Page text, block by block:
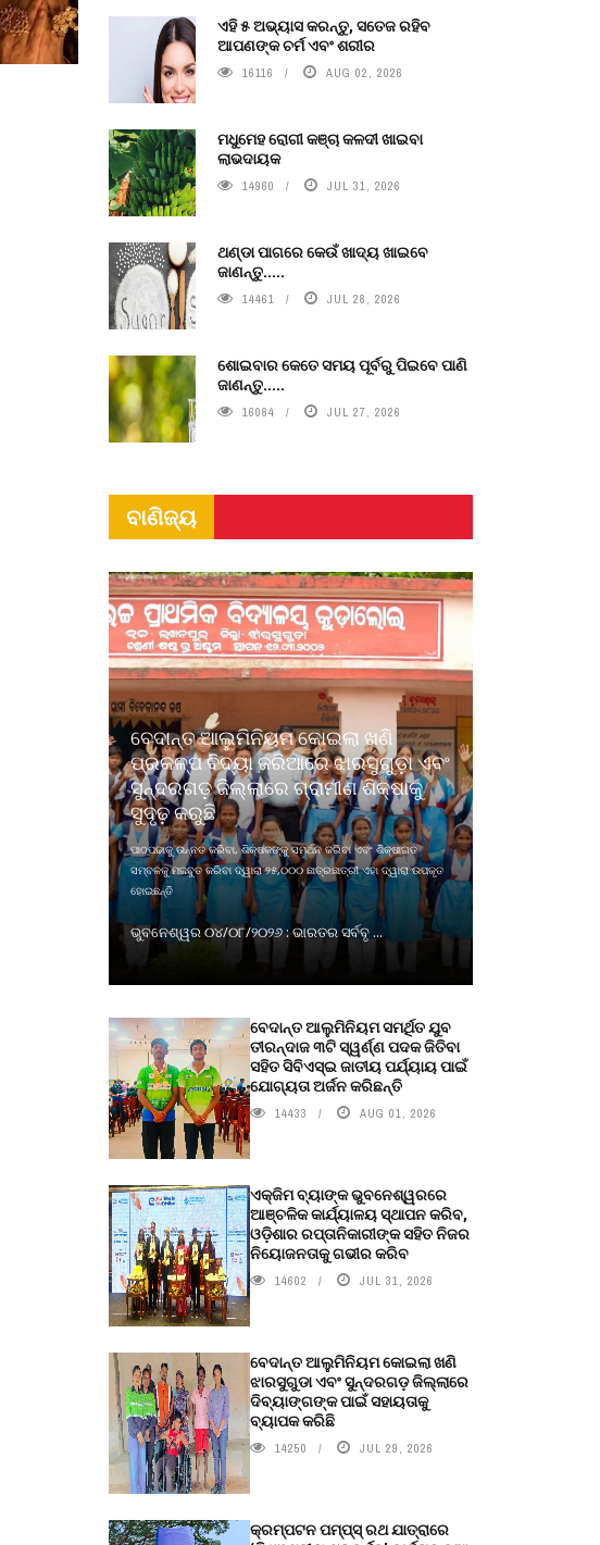
ଏହି ୫ ଅଭ୍ୟାସ କରନ୍ତୁ, ସତେଜ ରହିବ
ଆପଣଙ୍କ ଚର୍ମ ଏବଂ ଶରୀର
16116 AUG 02, 2026
ମଧୁମେହ ରୋଗୀ କଞ୍ଚା କଳଦୀ ଖାଇବା
ଲାଭଦାୟକ
14960 JUL 31, 2026
ଥଣ୍ଡା ପାଗରେ କେଉଁ ଖାଦ୍ୟ ଖାଇବେ
ଜାଣନ୍ତୁ.....
14461 JUL 28, 2026
ଶୋଇବାର କେତେ ସମୟ ପୂର୍ବରୁ ପିଇବେ ପାଣି
ଜାଣନ୍ତୁ.....
16084 JUL 27, 2026
ବାଣିଜ୍ୟ
ବେଦାନ୍ତ ଆଲୁମିନିୟମ କୋଇଲା ଖଣି
ପ୍ରକଳ୍ପ ବିଦ୍ୟା ଜରିଆରେ ଝାରସୁଗୁଡ଼ା ଏବଂ
ସୁନ୍ଦରଗଡ଼ ଜିଲ୍ଲାରେ ଗ୍ରାମୀଣ ଶିକ୍ଷାକୁ
ସୁଦୃଢ଼ କରୁଛି
ପାଠପଢାକୁ ଉନ୍ନତ କରିବା, ଶିକ୍ଷକଙ୍କୁ ସମର୍ଥନ କରିବା ଏବଂ ଶିକ୍ଷାଗତ
ସମ୍ବଳକୁ ମଜବୁତ କରିବା ଦ୍ୱାରା ୨୫,୦୦୦ ଛାତ୍ରଛାତ୍ରୀ ଏହା ଦ୍ୱାରା ଉପକୃତ
ହୋଇଛନ୍ତି
ଭୁବନେଶ୍ୱର ୦୪/୦୮/୨୦୨୬ : ଭାରତର ସର୍ବବୃ ...
ବେଦାନ୍ତ ଆଲୁମିନିୟମ ସମର୍ଥିତ ଯୁବ
ତୀରନ୍ଦାଜ ୩ଟି ସ୍ୱର୍ଣ୍ଣ ପଦକ ଜିତିବା
ସହିତ ସିବିଏସ୍ଇ ଜାତୀୟ ପର୍ଯ୍ୟାୟ ପାଇଁ
ଯୋଗ୍ୟତା ଅର୍ଜନ କରିଛନ୍ତି
14433 AUG 01, 2026
ଏକ୍ଜିମ ବ୍ୟାଙ୍କ ଭୁବନେଶ୍ୱରରେ
ଆଞ୍ଚଳିକ କାର୍ଯ୍ୟାଳୟ ସ୍ଥାପନ କରିବ,
ଓଡ଼ିଶାର ରପ୍ତାନିକାରୀଙ୍କ ସହିତ ନିଜର
ନିୟୋଜନତାକୁ ଗଭୀର କରିବ
14602 JUL 31, 2026
ବେଦାନ୍ତ ଆଲୁମିନିୟମ କୋଇଲା ଖଣି
ଝାରସୁଗୁଡା ଏବଂ ସୁନ୍ଦରଗଡ଼ ଜିଲ୍ଲାରେ
ଦିବ୍ୟାଙ୍ଗଙ୍କ ପାଇଁ ସହାୟତାକୁ
ବ୍ୟାପକ କରିଛି
14250 JUL 29, 2026
କ୍ରମ୍ପଟନ ପମ୍ପ୍‌ସ୍‌ ରଥ ଯାତ୍ରାରେ